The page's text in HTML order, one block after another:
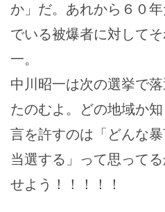
か」だ。あれから６０
でいる被爆者に対して
一。
中川昭一は次の選挙で落
たのむよ。どの地域か
言を許すのは「どんな
当選する」って思って
せよう！！！！！